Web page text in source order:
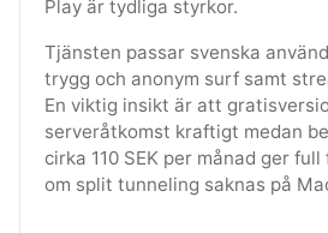
Play är tydliga styrkor.
Tjänsten passar svenska
trygg och anonym surf samt
En viktig insikt är att
serveråtkomst kraftigt medan
cirka 110 SEK per månad ger
om split tunneling saknas på